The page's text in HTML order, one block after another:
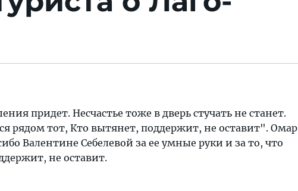
придет. Несчастье тоже в дверь стучать не станет.
рядом тот, Кто вытянет, поддержит, не оставит". Омар
Валентине Себелевой за ее умные руки и за то, что
не оставит.